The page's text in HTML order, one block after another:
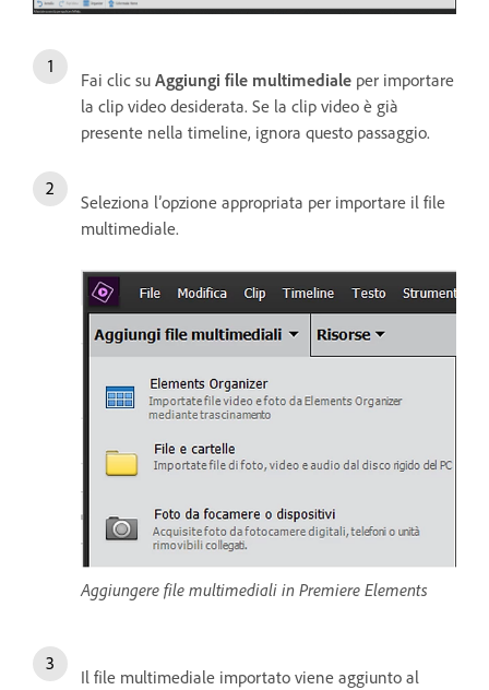
Fai clic su Aggiungi file multimediale per importare
la clip video desiderata. Se la clip video è già
presente nella timeline, ignora questo passaggio.
Seleziona l’opzione appropriata per importare il file
multimediale.
Aggiungere file multimediali in Premiere Elements
Il file multimediale importato viene aggiunto al